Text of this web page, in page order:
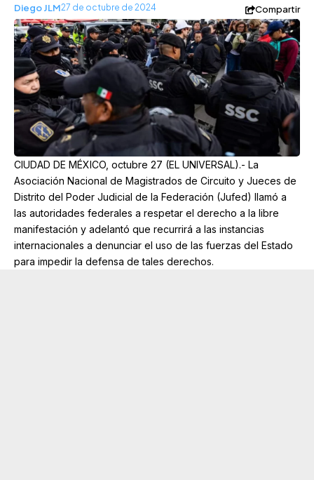
Diego JLM27 de octubre de 2024 Compartir
CIUDAD DE MÉXICO, octubre 27 (EL UNIVERSAL).- La
Asociación Nacional de Magistrados de Circuito y Jueces de
Distrito del Poder Judicial de la Federación (Jufed) llamó a
las autoridades federales a respetar el derecho a la libre
manifestación y adelantó que recurrirá a las instancias
internacionales a denunciar el uso de las fuerzas del Estado
para impedir la defensa de tales derechos.